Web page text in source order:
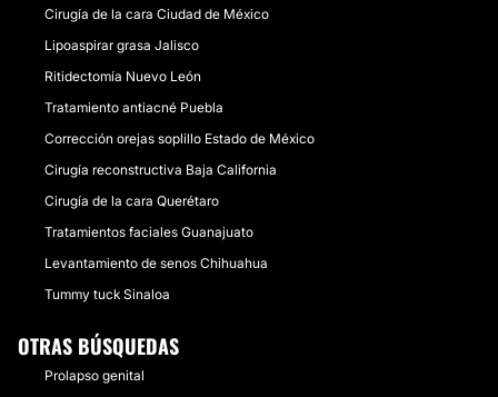
Cirugía de la cara Ciudad de México
Lipoaspirar grasa Jalisco
Ritidectomía Nuevo León
Tratamiento antiacné Puebla
Corrección orejas soplillo Estado de México
Cirugía reconstructiva Baja California
Cirugía de la cara Querétaro
Tratamientos faciales Guanajuato
Levantamiento de senos Chihuahua
Tummy tuck Sinaloa
OTRAS BÚSQUEDAS
Prolapso genital